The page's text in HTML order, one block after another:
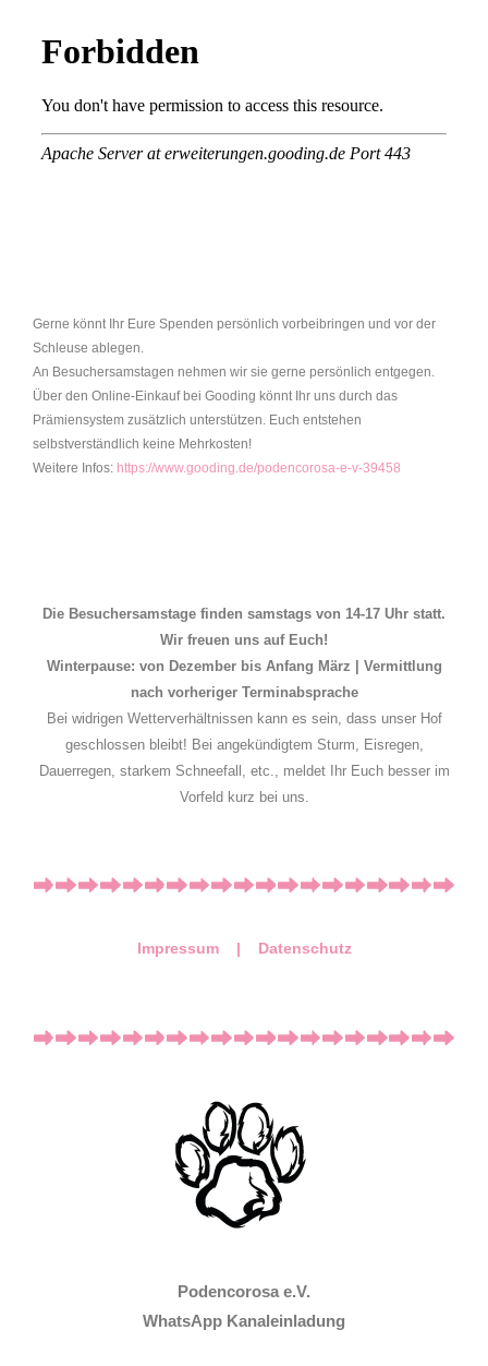
Gerne könnt Ihr Eure Spenden persönlich vorbeibringen und vor der
Schleuse ablegen.
An Besuchersamstagen nehmen wir sie gerne persönlich entgegen.
Über den Online-Einkauf bei Gooding könnt Ihr uns durch das
Prämiensystem zusätzlich unterstützen. Euch entstehen
selbstverständlich keine Mehrkosten!
Weitere Infos: https://www.gooding.de/podencorosa-e-v-39458
Die Besuchersamstage finden samstags von 14-17 Uhr statt.
Wir freuen uns auf Euch!
Winterpause: von Dezember bis Anfang März | Vermittlung
nach vorheriger Terminabsprache
Bei widrigen Wetterverhältnissen kann es sein, dass unser Hof
geschlossen bleibt! Bei angekündigtem Sturm, Eisregen,
Dauerregen, starkem Schneefall, etc., meldet Ihr Euch besser im
Vorfeld kurz bei uns.
Impressum | Datenschutz
Podencorosa e.V.
WhatsApp Kanaleinladung